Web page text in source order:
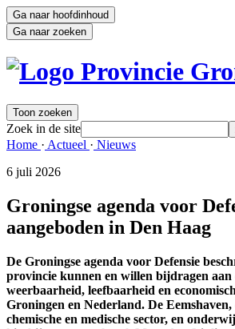
Ga naar hoofdinhoud
Ga naar zoeken
Toon zoeken
Zoek in de site
Home · Actueel · Nieuws
6 juli 2026
Groningse agenda voor
aangeboden in Den Haag
De Groningse agenda voor Defensie
provincie kunnen en willen bijdragen aan
weerbaarheid, leefbaarheid en
Groningen en Nederland. De
chemische en medische sector, en